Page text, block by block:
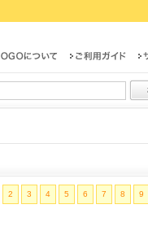
2 3 4 5 6 7 8 9